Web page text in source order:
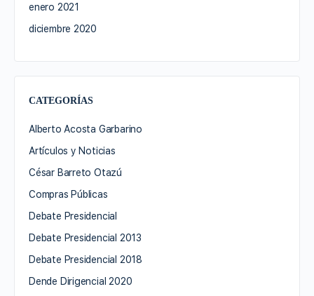
enero 2021
diciembre 2020
CATEGORÍAS
Alberto Acosta Garbarino
Artículos y Noticias
César Barreto Otazú
Compras Públicas
Debate Presidencial
Debate Presidencial 2013
Debate Presidencial 2018
Dende Dirigencial 2020